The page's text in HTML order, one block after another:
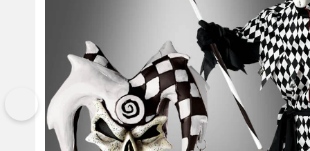
Vorherige